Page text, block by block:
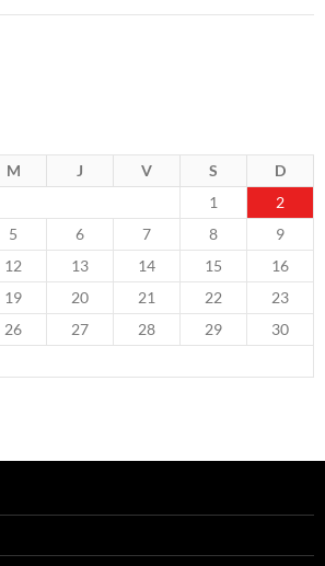
M J V S
D
1
2
5 6 7 8
9
12 13 14 15
16
19 20 21 22
23
26 27 28 29
30